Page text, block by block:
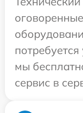
мы
сервис в